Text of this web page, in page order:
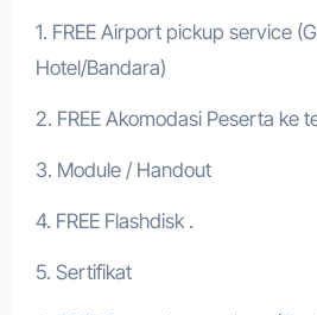
1. FREE Airport pickup service
Hotel/Bandara)
2. FREE Akomodasi Peserta ke
3. Module / Handout
4. FREE Flashdisk .
5. Sertifikat